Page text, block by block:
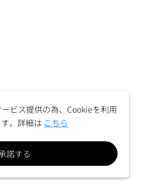
ビス提供の為、Cookieを利用
。詳細は こちら
諾する